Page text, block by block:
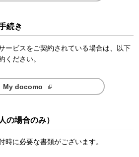
続き
ービスをご契約されている場合は、以下
ください。
My docomo
の場合のみ）
時に必要な書類がございます。